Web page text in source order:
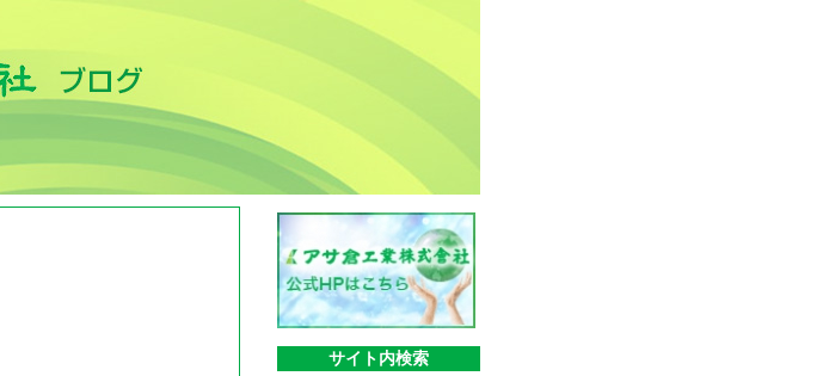
サイト内検索